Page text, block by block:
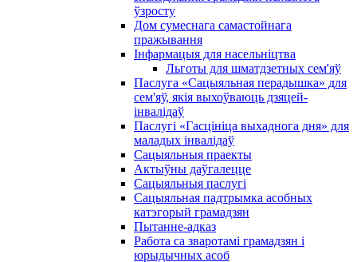
ўзросту
Дом сумеснага самастойнага
пражывання
Інфармацыя для насельніцтва
Льготы для шматдзетных сем'яў
Паслуга «Сацыяльная перадышка» для
сем'яў, якія выхоўваюць дзяцей-
інвалідаў
Паслугі «Гасцініца выхаднога дня» для
маладых інвалідаў
Сацыяльныя праекты
Актыўны даўгалецце
Сацыяльныя паслугі
Сацыяльная падтрымка асобных
катэгорый грамадзян
Пытанне-адказ
Работа са зваротамі грамадзян і
юрыдычных асоб